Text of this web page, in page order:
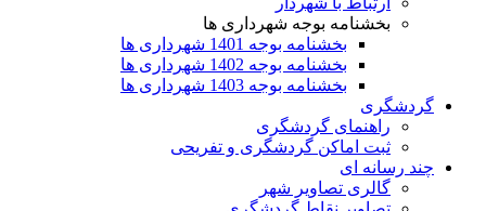
بخشنامه بوجه شهرداری ها
بخشنامه بوجه 1401 شهرداری ها
بخشنامه بوجه 1402 شهرداری ها
بخشنامه بوجه 1403 شهرداری ها
گردشگری
راهنمای گردشگری
ثبت اماکن گردشگری و تفریحی
چند رسانه ای
گالری تصاویر شهر